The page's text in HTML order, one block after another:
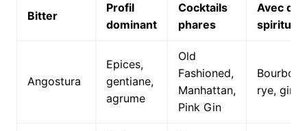
Bitter
Profil
dominant
Cocktails
phares
Avec
Angostura
Epices,
gentiane,
agrume
Old
Fashioned,
Manhattan,
Pink Gin
Bourbon,
rye, gin